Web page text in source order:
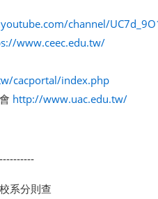
channel/
www.ceec.edu.tw/
cacportal/index.php
http://www.uac.edu.tw/
系分則查